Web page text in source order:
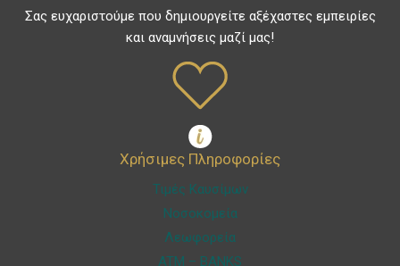
Σας ευχαριστούμε που δημιουργείτε αξέχαστες εμπειρίες
και αναμνήσεις μαζί μας!
Χρήσιμες Πληροφορίες
Τιμές Καυσίμων
Νοσοκομεία
Λεωφορεία
ATM – BANKS